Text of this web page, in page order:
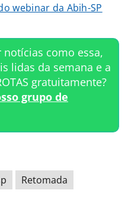
webinar da Abih-SP
notícias como essa,
lidas da semana e a
gratuitamente?
grupo de
Retomada